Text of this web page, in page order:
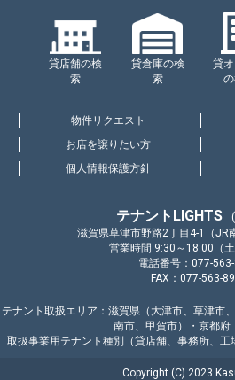
貸店舗の検
索
貸倉庫の検
索
貸
物件リクエスト
お店を譲りたい方
個人情報保護方針
テナントLIGHTS
滋賀県草津市野路2丁目4-1（JR
営業時間 9:30～18:00（土
電話番号：077-
FAX：077-563-
テナント取扱エリア：滋賀県（大津市、草津市
南市、甲賀市）・京都府
取扱事業用テナント種別（貸店舗、事務所、工
Copyright (C) 2023